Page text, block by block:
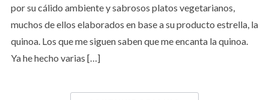
por su cálido ambiente y sabrosos platos vegetarianos,
muchos de ellos elaborados en base a su producto estrella, la
quinoa. Los que me siguen saben que me encanta la quinoa.
Ya he hecho varias […]